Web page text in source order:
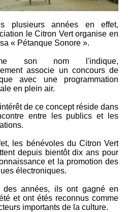
plusieurs années en effet,
le Citron Vert organise en
« Pétanque Sonore ».
son nom l'indique,
associe un concours de
avec une programmation
en plein air.
de ce concept réside dans
entre les publics et les
les bénévoles du Citron Vert
depuis bientôt dix ans pour
et la promotion des
électroniques.
années, ils ont gagné en
et ont étés reconnus comme
importants de la culture.